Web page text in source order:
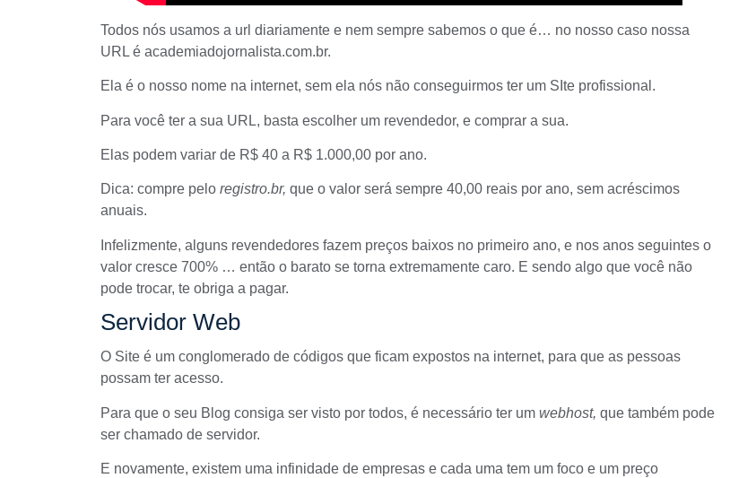
Todos nós usamos a url diariamente e nem sempre sabemos o que é… no nosso caso nossa
URL é academiadojornalista.com.br.
Ela é o nosso nome na internet, sem ela nós não conseguirmos ter um SIte profissional.
Para você ter a sua URL, basta escolher um revendedor, e comprar a sua.
Elas podem variar de R$ 40 a R$ 1.000,00 por ano.
Dica: compre pelo registro.br, que o valor será sempre 40,00 reais por ano, sem acréscimos
anuais.
Infelizmente, alguns revendedores fazem preços baixos no primeiro ano, e nos anos seguintes o
valor cresce 700% … então o barato se torna extremamente caro. E sendo algo que você não
pode trocar, te obriga a pagar.
Servidor Web
O Site é um conglomerado de códigos que ficam expostos na internet, para que as pessoas
possam ter acesso.
Para que o seu Blog consiga ser visto por todos, é necessário ter um webhost, que também pode
ser chamado de servidor.
E novamente, existem uma infinidade de empresas e cada uma tem um foco e um preço